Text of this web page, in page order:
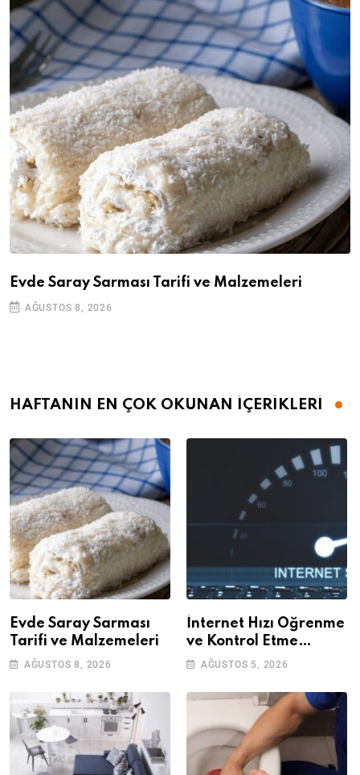
Evde Saray Sarması Tarifi ve Malzemeleri
AĞUSTOS 8, 2026
HAFTANIN EN ÇOK OKUNAN İÇERİKLERİ
Evde Saray Sarması
Tarifi ve Malzemeleri
AĞUSTOS 8, 2026
İnternet Hızı Öğrenme
ve Kontrol Etme
Yöntemleri
AĞUSTOS 5, 2026